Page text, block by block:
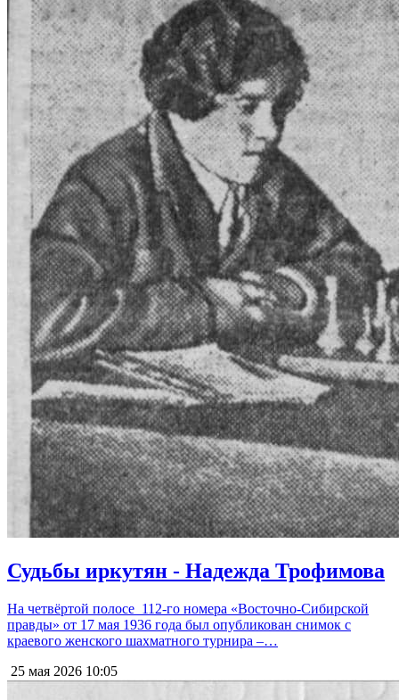
Судьбы иркутян - Надежда Трофимова
На четвёртой полосе 112-го номера «Восточно-Сибирской
правды» от 17 мая 1936 года был опубликован снимок с
краевого женского шахматного турнира –…
25 мая 2026 10:05